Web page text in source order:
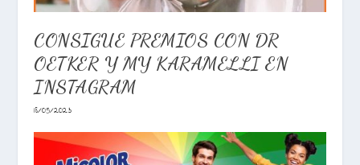
CONSIGUE PREMIOS CON DR
OETKER Y MY KARAMELLI EN
INSTAGRAM
18/05/2023